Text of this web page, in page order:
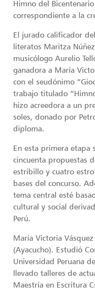
Himno del
correspondiente a la
El jurado calificador
literatos Maritza
musicólogo Aurelio
ganadora a María
con el seudónimo
trabajo titulado
hizo acreedora a un
soles, donado por
diploma.
En esta primera etapa
cincuenta propuestas
estribillo y cuatro
bases del concurso.
tema central esté
cultural y social
Perú.
María Victoria
(Ayacucho). Estudió
Universidad Peruana
llevado talleres de
Maestría en Escritura